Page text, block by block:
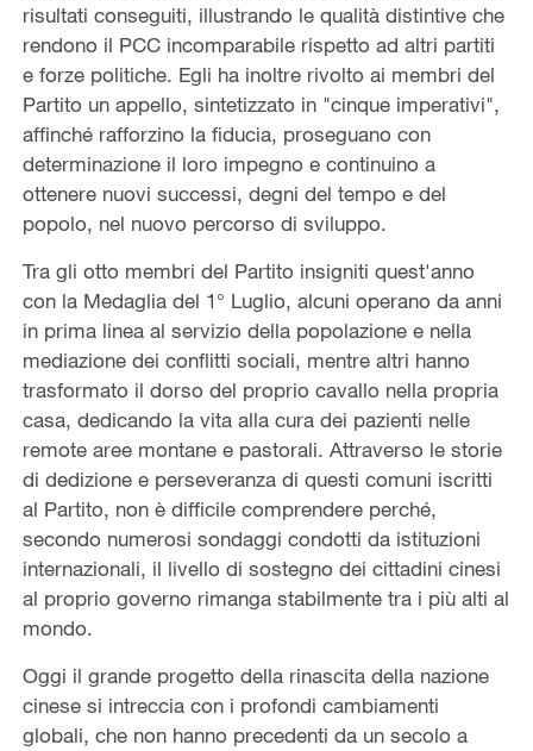
risultati conseguiti, illustrando le qualità distintive che
rendono il PCC incomparabile rispetto ad altri partiti
e forze politiche. Egli ha inoltre rivolto ai membri del
Partito un appello, sintetizzato in "cinque imperativi",
affinché rafforzino la fiducia, proseguano con
determinazione il loro impegno e continuino a
ottenere nuovi successi, degni del tempo e del
popolo, nel nuovo percorso di sviluppo.
Tra gli otto membri del Partito insigniti quest'anno
con la Medaglia del 1° Luglio, alcuni operano da anni
in prima linea al servizio della popolazione e nella
mediazione dei conflitti sociali, mentre altri hanno
trasformato il dorso del proprio cavallo nella propria
casa, dedicando la vita alla cura dei pazienti nelle
remote aree montane e pastorali. Attraverso le storie
di dedizione e perseveranza di questi comuni iscritti
al Partito, non è difficile comprendere perché,
secondo numerosi sondaggi condotti da istituzioni
internazionali, il livello di sostegno dei cittadini cinesi
al proprio governo rimanga stabilmente tra i più alti al
mondo.
Oggi il grande progetto della rinascita della nazione
cinese si intreccia con i profondi cambiamenti
globali, che non hanno precedenti da un secolo a